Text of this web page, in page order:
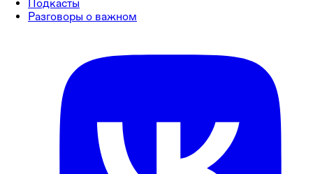
Подкасты
Разговоры о важном